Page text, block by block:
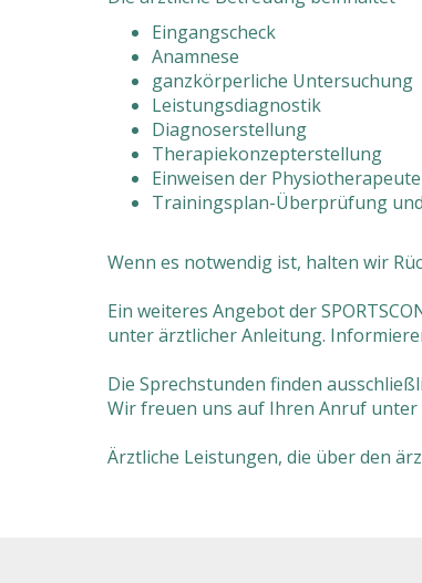
Eingangscheck
Anamnese
ganzkörperliche Untersuchung
Leistungsdiagnostik
Diagnoserstellung
Therapiekonzepterstellung
Einweisen der
Trainingsplan-Überprüfung
Wenn es notwendig ist, halten wir
Ein weiteres Angebot der
unter ärztlicher Anleitung.
Die Sprechstunden finden
Wir freuen uns auf Ihren Anruf unter
Ärztliche Leistungen, die über den